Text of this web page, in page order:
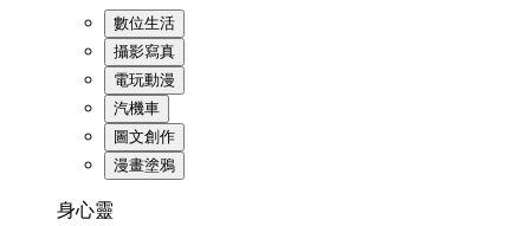
數位生活
攝影寫真
電玩動漫
汽機車
圖文創作
漫畫塗鴉
身心靈